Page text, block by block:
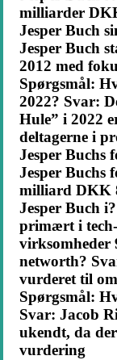
milliarder
Jesper Buch
Jesper Buch
2012 med
Spørgsmål:
2022? Svar:
Hule” i 2022
deltagerne i
Jesper Buchs
Jesper Buchs
milliard DKK
Jesper Buch
primært i
virksomheder
networth?
vurderet til
Spørgsmål:
Svar: Jacob
ukendt, da
vurdering